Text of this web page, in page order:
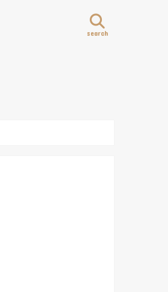
search